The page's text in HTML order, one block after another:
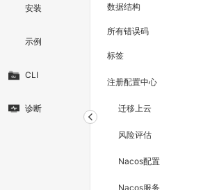
安装
示例
CLI
诊断
数据结构
所有错误码
标签
注册配置中心
迁移上云
风险评估
Nacos配置
Nacos服务